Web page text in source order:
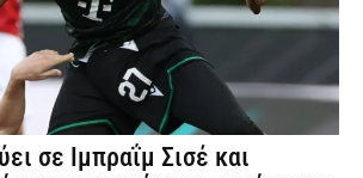
σε Ιμπραΐμ Σισέ και